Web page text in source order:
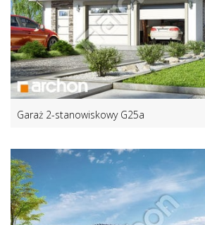
Garaż 2-stanowiskowy G25a